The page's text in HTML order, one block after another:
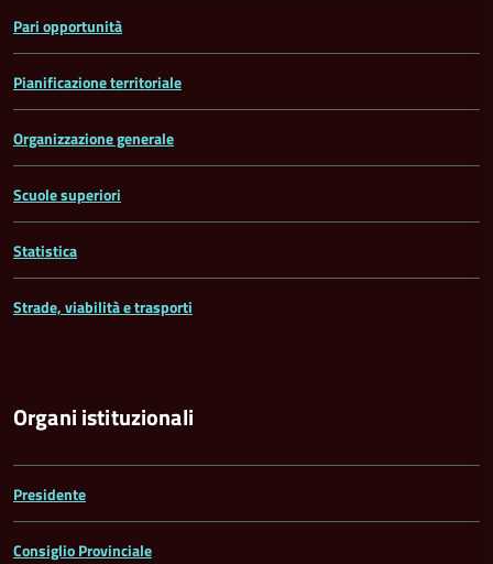
Pari opportunità
Pianificazione territoriale
Organizzazione generale
Scuole superiori
Statistica
Strade, viabilità e trasporti
Organi istituzionali
Presidente
Consiglio Provinciale